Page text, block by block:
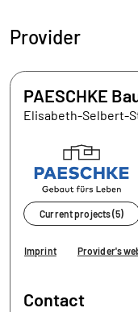
Provider
PAESCHKE
Elisabeth-Selbert-
Current projects (5)
Imprint Provider's
Contact